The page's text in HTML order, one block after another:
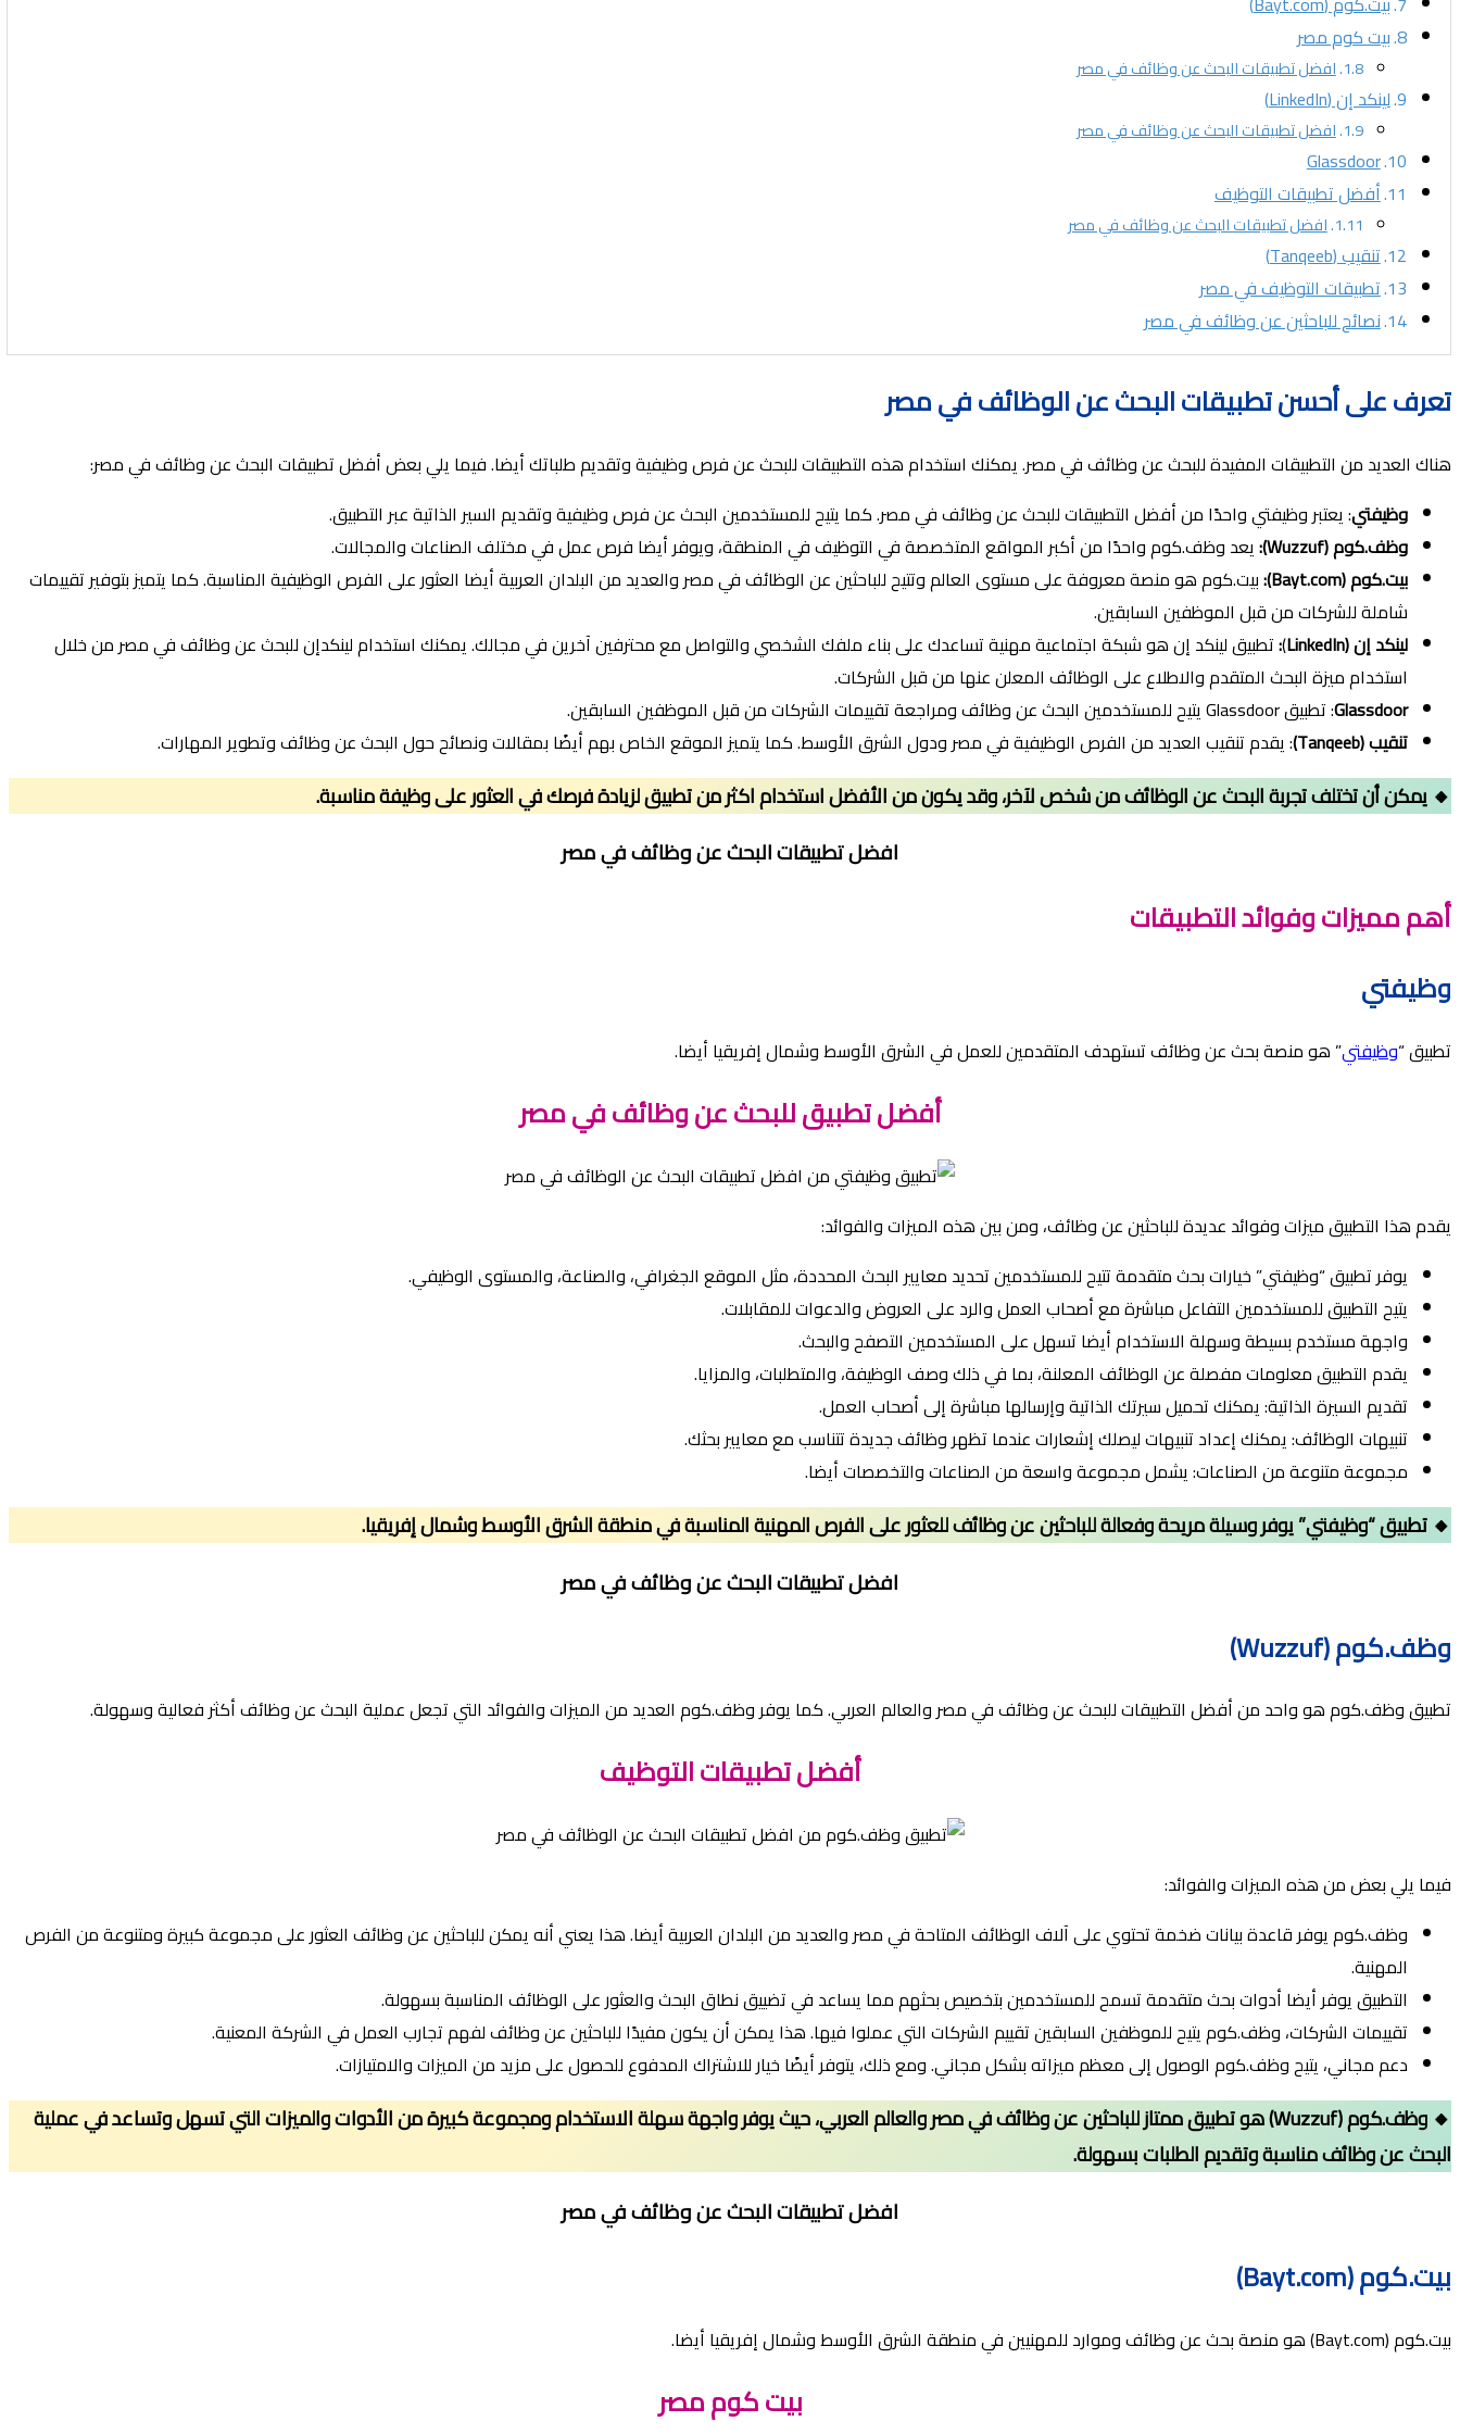
بيت كوم مصر
افضل تطبيقات البحث عن وظائف في مصر
لينكد إن (LinkedIn)
افضل تطبيقات البحث عن وظائف في مصر
Glassdoor
أفضل تطبيقات التوظيف
افضل تطبيقات البحث عن وظائف في مصر
تنقيب (Tanqeeb)
تطبيقات التوظيف في مصر
نصائح للباحثين عن وظائف في مصر
تعرف على أحسن تطبيقات البحث عن الوظائف في مصر
هناك العديد من التطبيقات المفيدة للبحث عن وظائف في مصر. يمكنك استخدام هذه التطبيقات للبحث عن فرص وظيفية وتقديم طلباتك أيضا. فيما يلي بعض أفضل تطبيقات البحث عن وظائف في مصر:
وظيفتي: يعتبر وظيفتي واحدًا من أفضل التطبيقات للبحث عن وظائف في مصر. كما يتيح للمستخدمين البحث عن فرص وظيفية وتقديم السير الذاتية عبر التطبيق.
وظف.كوم (Wuzzuf):
يعد وظف.كوم واحدًا من أكبر المواقع المتخصصة في التوظيف في المنطقة، ويوفر أيضا فرص عمل في مختلف الصناعات والمجالات.
بيت.كوم(Bayt.com)
:بيت.كوم هو منصة معروفة على مستوى العالم وتتيح للباحثين عن الوظائف في مصر والعديد من البلدان العربية أيضا العثور على الفرص الوظيفية المناسبة. كما يتميز بتوفير تقييمات
شاملة للشركات من قبل الموظفين السابقين.
لينكد إن (LinkedIn
)
:تطبيق لينكد إن هو شبكة اجتماعية مهنية تساعدك على بناء ملفك الشخصي والتواصل مع محترفين آخرين في مجالك. يمكنك استخدام لينكدإن للبحث عن وظائف في مصر من خلال
استخدام ميزة البحث المتقدم والاطلاع على الوظائف المعلن عنها من قبل الشركات.
Glassdoor: تطبيق Glassdoor يتيح للمستخدمين البحث عن وظائف ومراجعة تقييمات الشركات من قبل الموظفين السابقين.
تنقيب (Tanqeeb)
: يقدم تنقيب العديد من الفرص الوظيفية في مصر ودول الشرق الأوسط. كما يتميز الموقع الخاص بهم أيضًا بمقالات ونصائح حول البحث عن وظائف وتطوير المهارات.
🔸 يمكن أن تختلف تجربة البحث عن الوظائف من شخص لآخر، وقد يكون من الأفضل استخدام اكثر من تطبيق لزيادة فرصك في العثور على وظيفة مناسبة.
افضل تطبيقات البحث عن وظائف في مصر
أهممميزات وفوائد التطبيقات
وظيفتي
تطبيق “وظيفتي” هو منصة بحث عن وظائف تستهدف المتقدمين للعمل في الشرق الأوسط وشمال إفريقيا أيضا.
أفضل تطبيق للبحث عن وظائف في مصر
يقدم هذا التطبيق ميزات وفوائد عديدة للباحثين عن وظائف، ومن بين هذه الميزات والفوائد:
يوفر تطبيق “وظيفتي” خيارات بحث متقدمة تتيح للمستخدمين تحديد معايير البحث المحددة، مثل الموقع الجغرافي، والصناعة، والمستوى الوظيفي.
يتيح التطبيق للمستخدمين التفاعل مباشرة مع أصحاب العمل والرد على العروض والدعوات للمقابلات.
واجهة مستخدم بسيطة وسهلة الاستخدام أيضا تسهل على المستخدمين التصفح والبحث.
يقدم التطبيق معلومات مفصلة عن الوظائف المعلنة، بما في ذلك وصف الوظيفة، والمتطلبات، والمزايا.
تقديم السيرة الذاتية: يمكنك تحميل سيرتك الذاتية وإرسالها مباشرة إلى أصحاب العمل.
تنبيهات الوظائف: يمكنك إعداد تنبيهات ليصلك إشعارات عندما تظهر وظائف جديدة تتناسب مع معايير بحثك.
مجموعة متنوعة من الصناعات: يشمل مجموعة واسعة من الصناعات والتخصصات أيضا.
🔸 تطبيق “وظيفتي” يوفر وسيلة مريحة وفعالة للباحثين عن وظائف للعثور على الفرص المهنية المناسبة في منطقة الشرق الأوسط وشمال إفريقيا.
افضل تطبيقات البحث عن وظائف في مصر
وظف.كوم (Wuzzuf)
تطبيق وظف.كوم هو واحد من أفضل التطبيقات للبحث عن وظائف في مصر والعالم العربي. كما يوفر وظف.كوم العديد من الميزات والفوائد التي تجعل عملية البحث عن وظائف أكثر فعالية وسهولة.
أفضل تطبيقات التوظيف
فيما يلي بعض من هذه الميزات والفوائد:
وظف.كوم يوفر قاعدة بيانات ضخمة تحتوي على آلاف الوظائف المتاحة في مصر والعديد من البلدان العربية أيضا. هذا يعني أنه يمكن للباحثين عن وظائف العثور على مجموعة كبيرة ومتنوعة من الفرص
المهنية.
التطبيق يوفر أيضا أدوات بحث متقدمة تسمح للمستخدمين بتخصيص بحثهم مما يساعد في تضييق نطاق البحث والعثور على الوظائف المناسبة بسهولة.
تقييمات الشركات، وظف.كوم يتيح للموظفين السابقين تقييم الشركات التي عملوا فيها. هذا يمكن أن يكون مفيدًا للباحثين عن وظائف لفهم تجارب العمل في الشركة المعنية.
دعم مجاني، يتيح وظف.كوم الوصول إلى معظم ميزاته بشكل مجاني. ومع ذلك، يتوفر أيضًا خيار للاشتراك المدفوع للحصول على مزيد من الميزات والامتيازات.
🔸 وظف.كوم (Wuzzuf) هو تطبيق ممتاز للباحثين عن وظائف في مصر والعالم العربي، حيث يوفر واجهة سهلة الاستخدام ومجموعة كبيرة من الأدوات والميزات التي تسهل وتساعد في عملية
البحث عن وظائف مناسبة وتقديم الطلبات بسهولة.
افضل تطبيقات البحث عن وظائف في مصر
بيت.كوم(Bayt.com)
بيت.كوم (Bayt.com) هو منصة بحث عن وظائف وموارد للمهنيين في منطقة الشرق الأوسط وشمال إفريقيا أيضا.
بيت كوم مصر